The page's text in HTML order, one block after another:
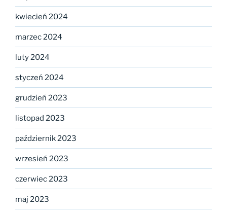
kwiecień 2024
marzec 2024
luty 2024
styczeń 2024
grudzień 2023
listopad 2023
październik 2023
wrzesień 2023
czerwiec 2023
maj 2023